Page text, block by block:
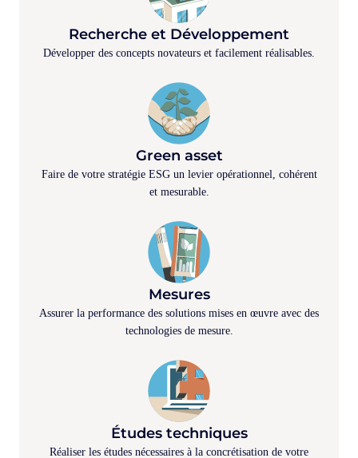
Recherche et Développement
Développer des concepts novateurs et facilement réalisables.
Green asset
Faire de votre stratégie ESG un levier opérationnel, cohérent
et mesurable.
Mesures
Assurer la performance des solutions mises en œuvre avec des
technologies de mesure.
Études techniques
Réaliser les études nécessaires à la concrétisation de votre